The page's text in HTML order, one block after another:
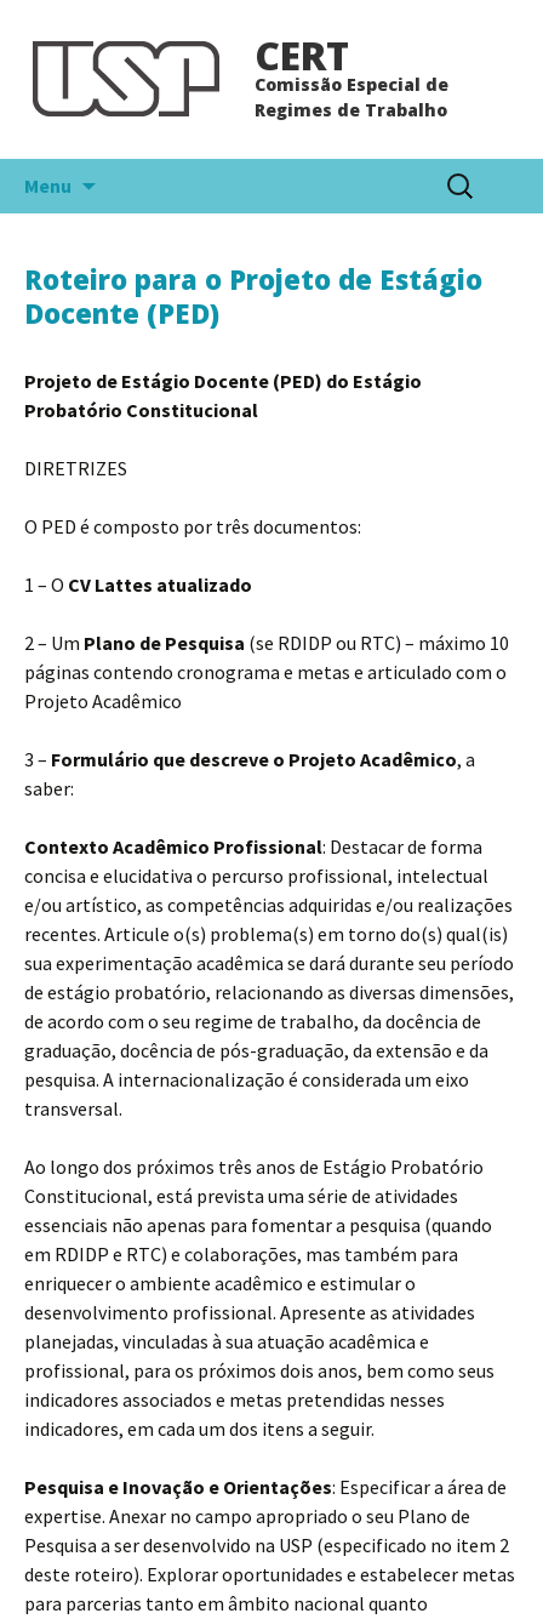
CERT
Comissão Especial de
Regimes de Trabalho
Menu
Pesquisar
por:
Roteiro para o Projeto de Estágio
Docente (PED)
Projeto de Estágio Docente (PED) do Estágio
Probatório Constitucional
DIRETRIZES
O PED é composto por três documentos:
1 – O CV Lattes atualizado
2 – Um Plano de Pesquisa (se RDIDP ou RTC) – máximo 10
páginas contendo cronograma e metas e articulado com o
Projeto Acadêmico
3 – Formulário que descreve o Projeto Acadêmico, a
saber:
Contexto Acadêmico Profissional: Destacar de forma
concisa e elucidativa o percurso profissional, intelectual
e/ou artístico, as competências adquiridas e/ou realizações
recentes. Articule o(s) problema(s) em torno do(s) qual(is)
sua experimentação acadêmica se dará durante seu período
de estágio probatório, relacionando as diversas dimensões,
de acordo com o seu regime de trabalho, da docência de
graduação, docência de pós-graduação, da extensão e da
pesquisa. A internacionalização é considerada um eixo
transversal.
Ao longo dos próximos três anos de Estágio Probatório
Constitucional, está prevista uma série de atividades
essenciais não apenas para fomentar a pesquisa (quando
em RDIDP e RTC) e colaborações, mas também para
enriquecer o ambiente acadêmico e estimular o
desenvolvimento profissional. Apresente as atividades
planejadas, vinculadas à sua atuação acadêmica e
profissional, para os próximos dois anos, bem como seus
indicadores associados e metas pretendidas nesses
indicadores, em cada um dos itens a seguir.
Pesquisa e Inovação e Orientações: Especificar a área de
expertise. Anexar no campo apropriado o seu Plano de
Pesquisa a ser desenvolvido na USP (especificado no item 2
deste roteiro). Explorar oportunidades e estabelecer metas
para parcerias tanto em âmbito nacional quanto